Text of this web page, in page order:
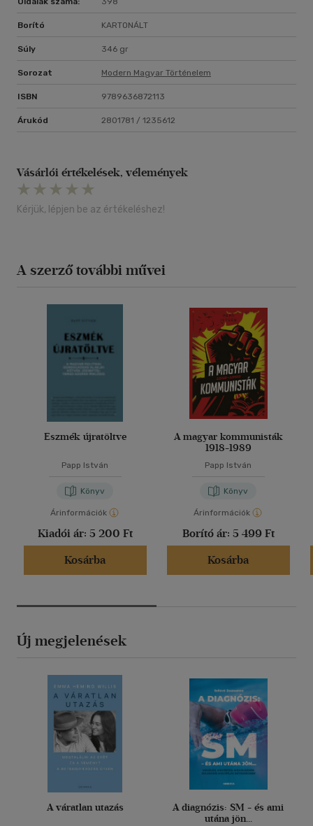
lányával Zuglóban él.
Borító KARTONÁLT
Súly 346 gr
Sorozat Modern Magyar Történelem
ISBN 9789636872113
Árukód 2801781 / 1235612
Vásárlói értékelések, vélemények
Kérjük, lépjen be az értékeléshez!
A szerző további művei
Eszmék újratöltve
Papp István
Könyv
Árinformációk
Kiadói ár: 5 200 Ft
Kosárba
A magyar kommunisták
1918-1989
Papp István
Könyv
Árinformációk
Borító ár: 5 499 Ft
Kosárba
Új megjelenések
A váratlan utazás
A diagnózis: SM - és ami
utána jön...